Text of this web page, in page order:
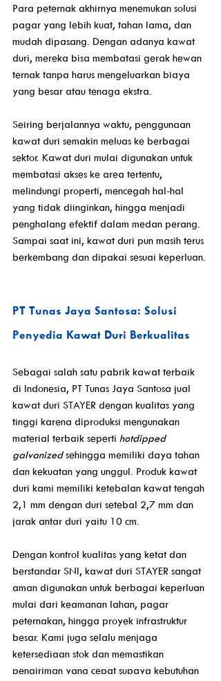
Para peternak akhirnya menemukan solusi
pagar yang lebih kuat, tahan lama, dan
mudah dipasang. Dengan adanya kawat
duri, mereka bisa membatasi gerak hewan
ternak tanpa harus mengeluarkan biaya
yang besar atau tenaga ekstra.
Seiring berjalannya waktu, penggunaan
kawat duri semakin meluas ke berbagai
sektor. Kawat duri mulai digunakan untuk
membatasi akses ke area tertentu,
melindungi properti, mencegah hal-hal
yang tidak diinginkan, hingga menjadi
penghalang efektif dalam medan perang.
Sampai saat ini, kawat duri pun masih terus
berkembang dan dipakai sesuai keperluan.
PT Tunas Jaya Santosa: Solusi
Penyedia Kawat Duri Berkualitas
Sebagai salah satu pabrik kawat terbaik
di Indonesia, PT Tunas Jaya Santosa jual
kawat duri STAYER dengan kualitas yang
tinggi karena diproduksi mengunakan
material terbaik seperti hotdipped
galvanized sehingga memiliki daya tahan
dan kekuatan yang unggul. Produk kawat
duri kami memiliki ketebalan kawat tengah
2,1 mm dengan duri setebal 2,7 mm dan
jarak antar duri yaitu 10 cm.
Dengan kontrol kualitas yang ketat dan
berstandar SNI, kawat duri STAYER sangat
aman digunakan untuk berbagai keperluan
mulai dari keamanan lahan, pagar
peternakan, hingga proyek infrastruktur
besar. Kami juga selalu menjaga
ketersediaan stok dan memastikan
pengiriman yang cepat supaya kebutuhan